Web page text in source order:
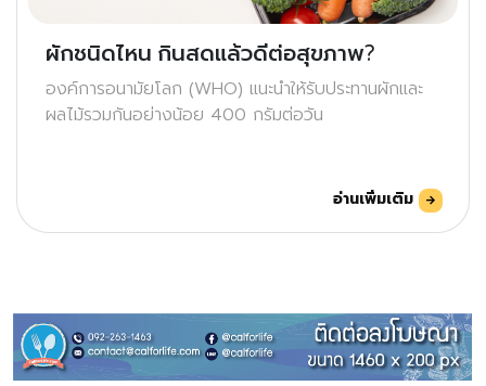
ผักชนิดไหน กินสดแล้วดีต่อสุขภาพ?
องค์การอนามัยโลก (WHO) แนะนำให้รับประทานผักและ
ผลไม้รวมกันอย่างน้อย 400 กรัมต่อวัน
อ่านเพิ่มเติม